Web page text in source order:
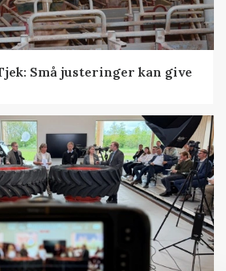
Små justeringer kan give